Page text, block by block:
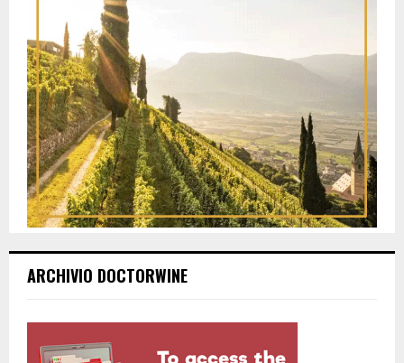
ARCHIVIO DOCTORWINE